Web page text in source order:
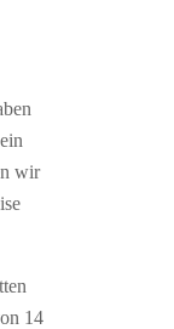
wir
14